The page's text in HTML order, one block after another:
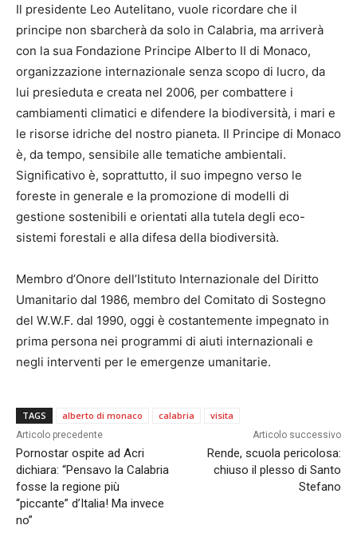
Il presidente Leo Autelitano, vuole ricordare che il
principe non sbarcherà da solo in Calabria, ma arriverà
con la sua Fondazione Principe Alberto II di Monaco,
organizzazione internazionale senza scopo di lucro, da
lui presieduta e creata nel 2006, per combattere i
cambiamenti climatici e difendere la biodiversità, i mari e
le risorse idriche del nostro pianeta. Il Principe di Monaco
è, da tempo, sensibile alle tematiche ambientali.
Significativo è, soprattutto, il suo impegno verso le
foreste in generale e la promozione di modelli di
gestione sostenibili e orientati alla tutela degli eco-
sistemi forestali e alla difesa della biodiversità.
Membro d’Onore dell’Istituto Internazionale del Diritto
Umanitario dal 1986, membro del Comitato di Sostegno
del W.W.F. dal 1990, oggi è costantemente impegnato in
prima persona nei programmi di aiuti internazionali e
negli interventi per le emergenze umanitarie.
TAGS alberto di monaco calabria visita
Articolo precedente
Pornostar ospite ad Acri
dichiara: “Pensavo la Calabria
fosse la regione più
“piccante” d’Italia! Ma invece
no”
Articolo successivo
Rende, scuola pericolosa:
chiuso il plesso di Santo
Stefano